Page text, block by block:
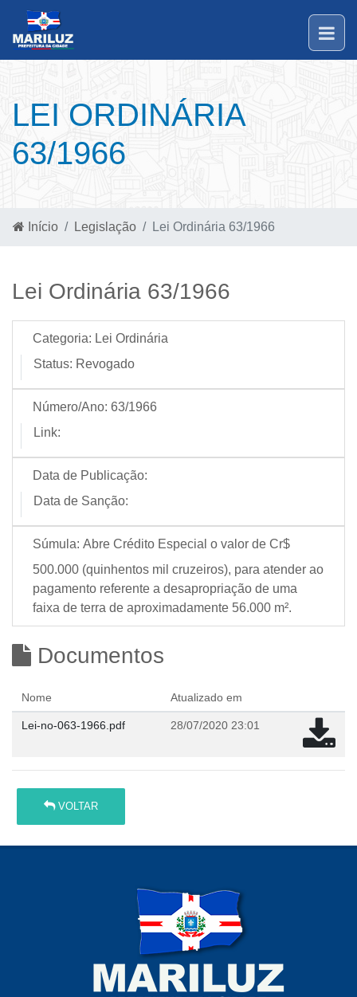
LEI ORDINÁRIA
63/1966
Início Legislação Lei Ordinária 63/1966
Lei Ordinária 63/1966
Categoria: Lei Ordinária
Status: Revogado
Número/Ano: 63/1966
Link:
Data de Publicação:
Data de Sanção:
Súmula: Abre Crédito Especial o valor de Cr$
500.000 (quinhentos mil cruzeiros), para atender ao
pagamento referente a desapropriação de uma
faixa de terra de aproximadamente 56.000 m².
Documentos
Nome Atualizado em
Lei-no-063-1966.pdf 28/07/2020 23:01
VOLTAR